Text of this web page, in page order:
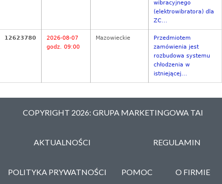
wibracyjnego
(elektrowibratora) dla
ZC...
12623780
2026-08-07
godz. 09:00
Mazowieckie
Przedmiotem
zamówienia jest
rozbudowa systemu
chłodzenia w
istniejącej...
COPYRIGHT 2026: GRUPA MARKETINGOWA TAI
AKTUALNOŚCI REGULAMIN
POLITYKA PRYWATNOŚCI POMOC O FIRMIE